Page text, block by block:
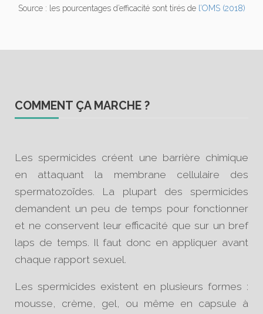
Source : les pourcentages d’efficacité sont tirés de l’OMS (2018)
COMMENT ÇA MARCHE ?
Les spermicides créent une barrière chimique
en attaquant la membrane cellulaire des
spermatozoïdes. La plupart des spermicides
demandent un peu de temps pour fonctionner
et ne conservent leur efficacité que sur un bref
laps de temps. Il faut donc en appliquer avant
chaque rapport sexuel.
Les spermicides existent en plusieurs formes :
mousse, crème, gel, ou même en capsule à